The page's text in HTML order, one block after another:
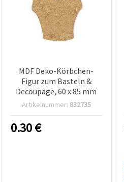
MDF Deko-Körbchen-
Figur zum Basteln &
Decoupage, 60 x 85 mm
Artikelnummer: 832735
0.30€